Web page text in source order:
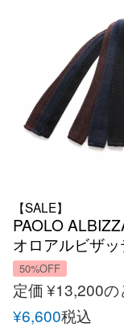
【SALE】
PAOLO
オロアルビザ
ルクニットタイ
シーズン メンズ
ア ニットタイ
50%OFF
定価¥13,200の
¥6,600税込